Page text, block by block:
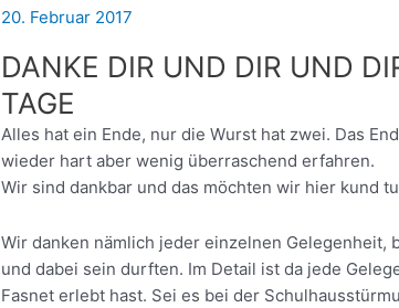
20. Februar 2017
DANKE DIR UND DIR UND
TAGE
Alles hat ein Ende, nur die Wurst hat zwei. Das
wieder hart aber wenig überraschend erfahren.
Wir sind dankbar und das möchten wir hier kund
Wir danken nämlich jeder einzelnen Gelegenheit,
und dabei sein durften. Im Detail ist da jede
Fasnet erlebt hast. Sei es bei der